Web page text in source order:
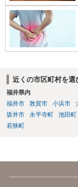
近くの市区町村を選
福井県内
福井市
敦賀市 小浜市
坂井市
永平寺町 池田町
若狭町